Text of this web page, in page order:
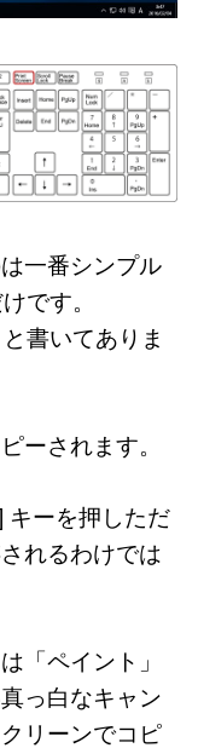
一番シンプル
です。
書いてありま
ーされます。
キーを押しただ
れるわけでは
「ペイント」
っ白なキャン
リーンでコピ